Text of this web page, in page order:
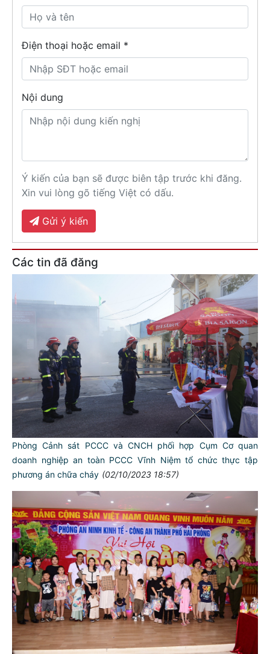
Điện thoại hoặc email *
Nội dung
Ý kiến của bạn sẽ được biên tập trước khi đăng.
Xin vui lòng gõ tiếng Việt có dấu.
Gửi ý kiến
Các tin đã đăng
Phòng Cảnh sát PCCC và CNCH phối hợp Cụm Cơ quan
doanh nghiệp an toàn PCCC Vĩnh Niệm tổ chức thực tập
phương án chữa cháy (02/10/2023 18:57)